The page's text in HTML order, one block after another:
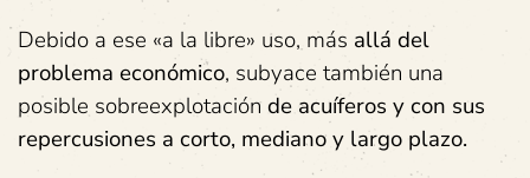
Debido a ese «a la libre» uso, más allá del
problema económico, subyace también una
posible sobreexplotaciónde acuíferos y con sus
repercusiones a corto, mediano y largo plazo.